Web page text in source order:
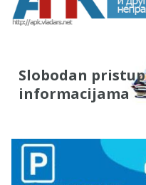
Slobodan pristup
informacijama